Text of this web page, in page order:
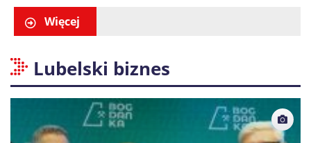
Więcej
Lubelski biznes